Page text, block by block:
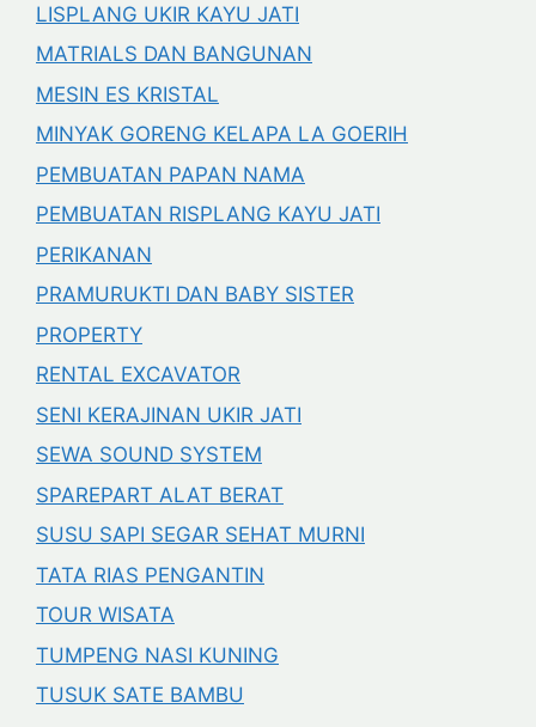
LISPLANG UKIR KAYU JATI
MATRIALS DAN BANGUNAN
MESIN ES KRISTAL
MINYAK GORENG KELAPA LA GOERIH
PEMBUATAN PAPAN NAMA
PEMBUATAN RISPLANG KAYU JATI
PERIKANAN
PRAMURUKTI DAN BABY SISTER
PROPERTY
RENTAL EXCAVATOR
SENI KERAJINAN UKIR JATI
SEWA SOUND SYSTEM
SPAREPART ALAT BERAT
SUSU SAPI SEGAR SEHAT MURNI
TATA RIAS PENGANTIN
TOUR WISATA
TUMPENG NASI KUNING
TUSUK SATE BAMBU